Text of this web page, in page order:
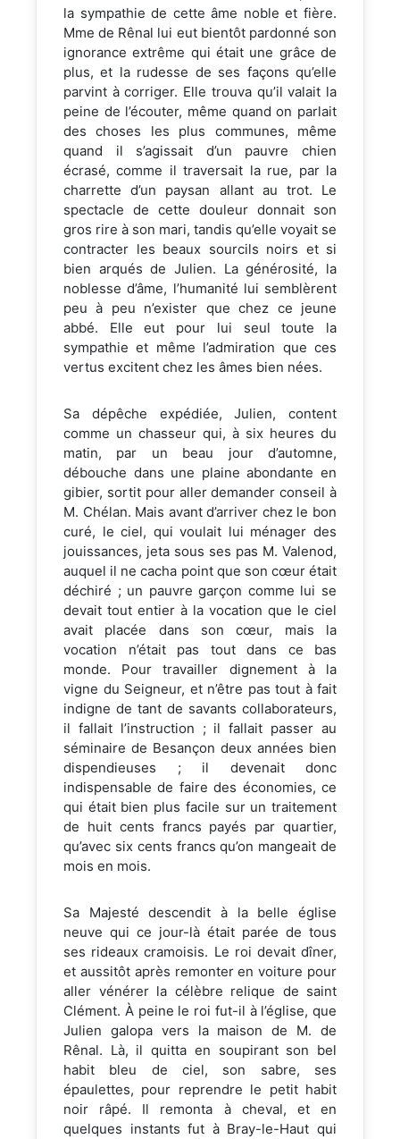
la sympathie de cette âme noble et fière.
Mme de Rênal lui eut bientôt pardonné son
ignorance extrême qui était une grâce de
plus, et la rudesse de ses façons qu’elle
parvint à corriger. Elle trouva qu’il valait la
peine de l’écouter, même quand on parlait
des choses les plus communes, même
quand il s’agissait d’un pauvre chien
écrasé, comme il traversait la rue, par la
charrette d’un paysan allant au trot. Le
spectacle de cette douleur donnait son
gros rire à son mari, tandis qu’elle voyait se
contracter les beaux sourcils noirs et si
bien arqués de Julien. La générosité, la
noblesse d’âme, l’humanité lui semblèrent
peu à peu n’exister que chez ce jeune
abbé. Elle eut pour lui seul toute la
sympathie et même l’admiration que ces
vertus excitent chez les âmes bien nées.
Sa dépêche expédiée, Julien, content
comme un chasseur qui, à six heures du
matin, par un beau jour d’automne,
débouche dans une plaine abondante en
gibier, sortit pour aller demander conseil à
M. Chélan. Mais avant d’arriver chez le bon
curé, le ciel, qui voulait lui ménager des
jouissances, jeta sous ses pas M. Valenod,
auquel il ne cacha point que son cœur était
déchiré ; un pauvre garçon comme lui se
devait tout entier à la vocation que le ciel
avait placée dans son cœur, mais la
vocation n’était pas tout dans ce bas
monde. Pour travailler dignement à la
vigne du Seigneur, et n’être pas tout à fait
indigne de tant de savants collaborateurs,
il fallait l’instruction ; il fallait passer au
séminaire de Besançon deux années bien
dispendieuses ; il devenait donc
indispensable de faire des économies, ce
qui était bien plus facile sur un traitement
de huit cents francs payés par quartier,
qu’avec six cents francs qu’on mangeait de
mois en mois.
Sa Majesté descendit à la belle église
neuve qui ce jour-là était parée de tous
ses rideaux cramoisis. Le roi devait dîner,
et aussitôt après remonter en voiture pour
aller vénérer la célèbre relique de saint
Clément. À peine le roi fut-il à l’église, que
Julien galopa vers la maison de M. de
Rênal. Là, il quitta en soupirant son bel
habit bleu de ciel, son sabre, ses
épaulettes, pour reprendre le petit habit
noir râpé. Il remonta à cheval, et en
quelques instants fut à Bray-le-Haut qui